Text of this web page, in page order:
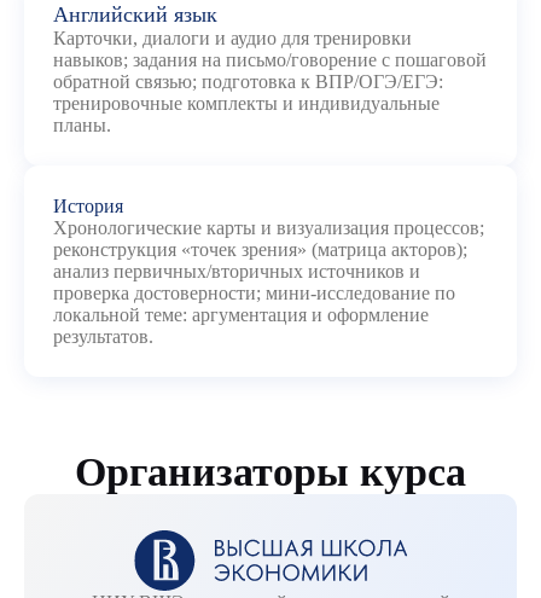
Английский язык
Карточки, диалоги и аудио для тренировки
навыков; задания на письмо/говорение с пошаговой
обратной связью; подготовка к ВПР/ОГЭ/ЕГЭ:
тренировочные комплекты и индивидуальные
планы.
История
Хронологические карты и визуализация процессов;
реконструкция «точек зрения» (матрица акторов);
анализ первичных/вторичных источников и
проверка достоверности; мини-исследование по
локальной теме: аргументация и оформление
результатов.
Организаторы курса